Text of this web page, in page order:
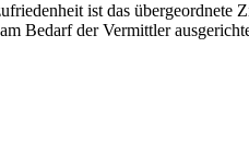
ist das
Bedarf der Vermittler